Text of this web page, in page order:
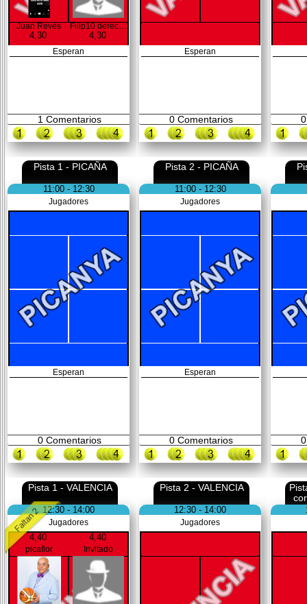
Juan Revés
4,30
Filip10 derecha
4,30
Esperan
1 Comentarios
Esperan
0Comentarios 0
Pista 1 - PICAÑA
11:00 - 12:30
Jugadores
Esperan
0Comentarios
Pista 2 - PICAÑA
11:00 - 12:30
Jugadores
Esperan
0Comentarios 0
Pista 1 - VALENCIA
12:30 - 14:00
Jugadores
4,40
picaflor
4,40
Invitado
Pista 2 - VALENCIA
12:30 - 14:00
Jugadores